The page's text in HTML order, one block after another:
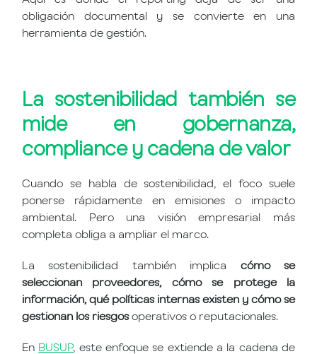
obligación documental y se convierte en una
herramienta de gestión.
La sostenibilidad también se
mide en gobernanza,
compliance y cadena de valor
Cuando se habla de sostenibilidad, el foco suele
ponerse rápidamente en emisiones o impacto
ambiental. Pero una visión empresarial más
completa obliga a ampliar el marco.
La sostenibilidad también implica cómo se
seleccionan proveedores, cómo se protege la
información, qué políticas internas existen y cómo se
gestionan los riesgosoperativos o reputacionales.
En BUSUP, este enfoque se extiende a la cadena de